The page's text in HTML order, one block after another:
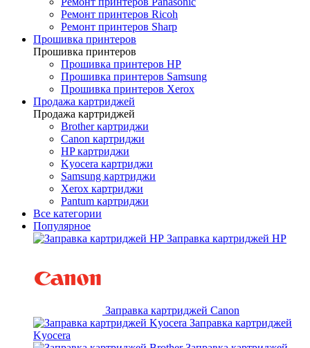
Ремонт принтеров Ricoh
Ремонт принтеров Sharp
Прошивка принтеров
Прошивка принтеров
Прошивка принтеров HP
Прошивка принтеров Samsung
Прошивка принтеров Xerox
Продажа картриджей
Продажа картриджей
Brother картриджи
Canon картриджи
HP картриджи
Kyocera картриджи
Samsung картриджи
Xerox картриджи
Pantum картриджи
Все категории
Популярное
Заправка картриджей HP
Заправка картриджей Canon
Заправка картриджей
Kyocera